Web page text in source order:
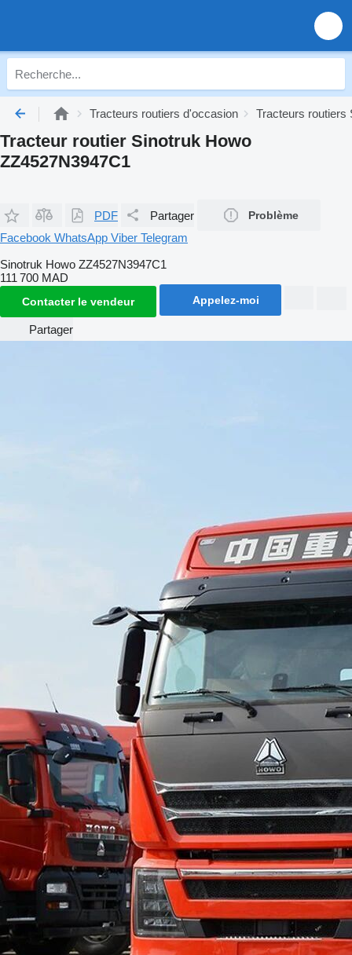
Tracteurs routiers d'occasion Tracteurs routiers
Tracteur routier Sinotruk Howo
ZZ4527N3947C1
PDF Partager Problème
Facebook WhatsApp Viber Telegram
Sinotruk Howo ZZ4527N3947C1
111 700 MAD
Contacter le vendeur Appelez-moi
Partager